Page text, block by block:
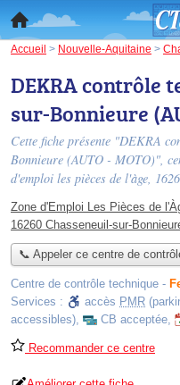
Accueil > Nouvelle-Aquitaine >
DEKRA contrôle
sur-Bonnieure
Cette fiche présente "DEKRA
Bonnieure (AUTO - MOTO)",
d'emploi les pièces de l'àge,
Zone d'Emploi Les Pièces de
16260 Chasseneuil-sur-
📞 Appeler ce centre de
Centre de contrôle technique -
Services :
accès PMR
accessibles), CB acceptée,
Recommander ce centre